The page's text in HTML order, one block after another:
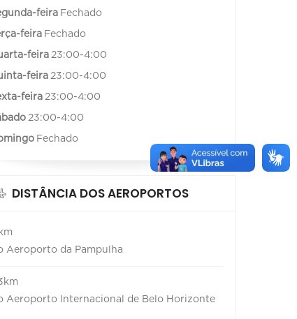
feira Fechado
feira Fechado
feira 23:00-4:00
feira 23:00-4:00
feira 23:00-4:00
23:00-4:00
Fechado
DISTÂNCIA DOS AEROPORTOS
Aeroporto da Pampulha
Aeroporto Internacional de Belo Horizonte